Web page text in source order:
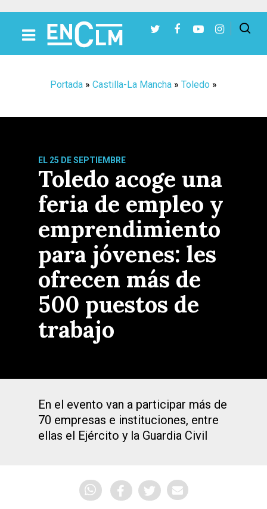
Portada » Castilla-La Mancha » Toledo »
EL 25 DE SEPTIEMBRE
Toledo acoge una
feria de empleo y
emprendimiento
para jóvenes: les
ofrecen más de
500 puestos de
trabajo
En el evento van a participar más de
70 empresas e instituciones, entre
ellas el Ejército y la Guardia Civil